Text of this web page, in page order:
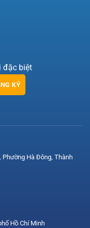
đặc biệt
KÝ
Phường Hà Đông, Thành
Hồ Chí Minh